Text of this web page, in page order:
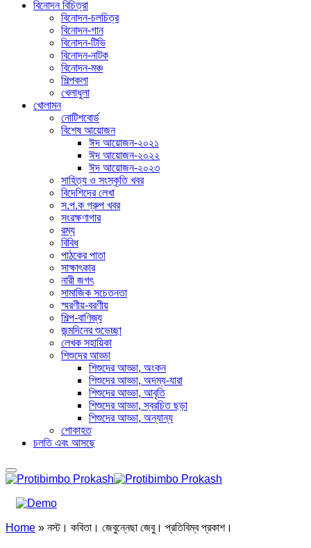
বিনোদন বিচিত্রা
বিনোদন-চলচিত্র
বিনোদন-গান
বিনোদন-টিভি
বিনোদন-নাটক
বিনোদন-মঞ্চ
শিল্পকলা
খেলাধুলা
খোলামন
নোটিশবোর্ড
বিশেষ আয়োজন
ঈদ আয়োজন-২০২১
ঈদ আয়োজন-২০২২
ঈদ আয়োজন-২০২৩
সাহিত্য ও সংস্কৃতি খবর
বিদেশিদের লেখা
স.প.ক গ্রুপ খবর
সংরক্ষণাগার
রম্য
বিবিধ
পাঠকের পাতা
সাক্ষাৎকার
নারী জগৎ
সামাজিক সচেতনতা
স্মরণীয়-বরণীয়
শিল্প-বাণিজ্য
জন্মদিনের শুভেচ্ছা
লেখক সহায়িকা
শিশুদের আড্ডা
শিশুদের আড্ডা, অংকন
শিশুদের আড্ডা, অদম্য-যারা
শিশুদের আড্ডা, আবৃতি
শিশুদের আড্ডা, স্বরচিত ছড়া
শিশুদের আড্ডা, অন্যান্য
শোকাহত
চলতি এবং আসছে
Home » নস্ট। কবিতা। জেবুন্নেছা জেবু। প্রতিবিম্ব প্রকাশ।